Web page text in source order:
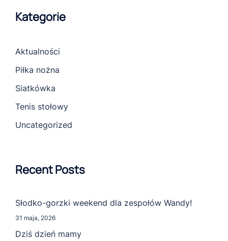
Kategorie
Aktualności
Piłka nożna
Siatkówka
Tenis stołowy
Uncategorized
Recent Posts
Słodko-gorzki weekend dla zespołów Wandy!
31 maja, 2026
Dziś dzień mamy